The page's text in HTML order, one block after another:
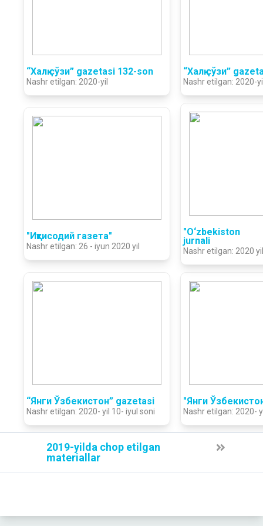
“Халқ сўзи” gazetasi 132-son
Nashr etilgan: 2020-yil
“Халқ сўзи”
Nashr etilgan: 2020-
"Иқтисодий газета"
Nashr etilgan: 26 - iyun 2020 yil
"O‘zbekiston
jurnali
Nashr etilgan: 2020 yil
“Янги Ўзбекистон” gazetasi
Nashr etilgan: 2020- yil 10- iyul soni
"Янги
Nashr etilgan: 2020-
2019-yilda chop etilgan
materiallar